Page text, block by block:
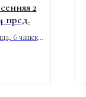
2
пред.
6 чашек
деколь,